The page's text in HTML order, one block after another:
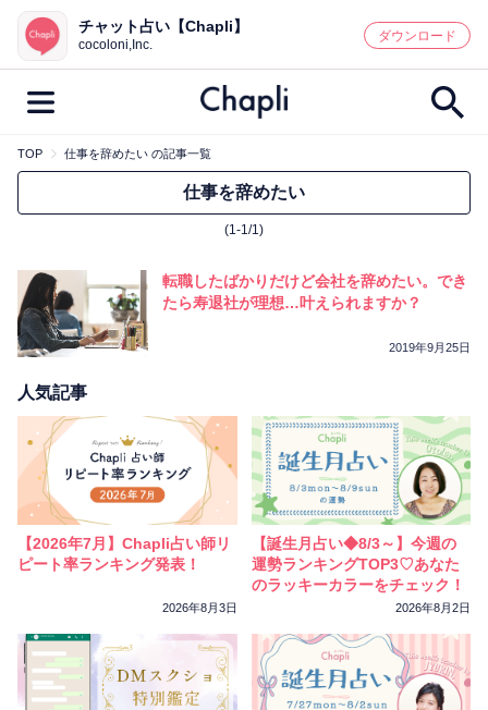
鑑定記事・占い師検索
最新記事一覧
カテゴリー別
鑑定
彼の気持ち
今週の運勢 彼氏 片思い 結婚
相性 復縁
チャット占い【Chapli】
cocoloni,Inc.
ダウンロード
TOP 仕事を辞めたい の記事一覧
仕事を辞めたい
(1-1/1)
転職したばかりだけど会社を辞めたい。でき
たら寿退社が理想…叶えられますか？
2019年9月25日
人気記事
【2026年7月】Chapli占い師リ
ピート率ランキング発表！
2026年8月3日
【誕生月占い◆8/3～】今週の
運勢ランキングTOP3♡あなた
のラッキーカラーをチェック！
2026年8月2日